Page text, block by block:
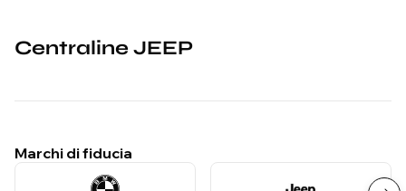
Centraline JEEP
Marchi di fiducia